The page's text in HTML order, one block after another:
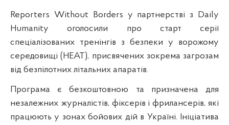
Reporters Without Borders у партнерстві з Daily
Humanity оголосили про старт серії
спеціалізованих тренінгів з безпеки у ворожому
середовищі (HEAT), присвячених зокрема загрозам
від безпілотних літальних апаратів.
Програма є безкоштовною та призначена для
незалежних журналістів, фіксерів і фрилансерів, які
працюють у зонах бойових дій в Україні. Ініціатива